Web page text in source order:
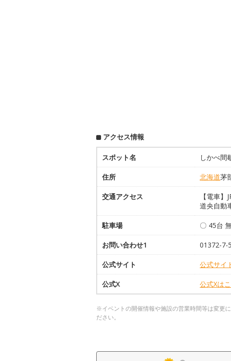
アクセス情報
スポット名 しかべ間
住所 北海道茅
交通アクセス
【電車
道央自動
駐車場 〇 45台
お問い合わせ1 01372-7-
公式サイト 公式サイ
公式X 公式Xは
※イベントの開催情報や施設の営業時間等は変更
ださい。